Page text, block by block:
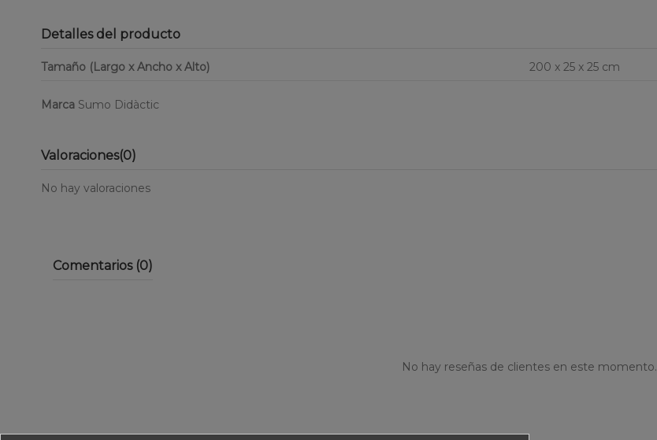
Detalles del producto
Tamaño (Largo x Ancho x Alto) 200 x 25 x 25 cm
Marca Sumo Didàctic
Valoraciones(0)
No hay valoraciones
Comentarios (0)
No hay reseñas de clientes en este momento.